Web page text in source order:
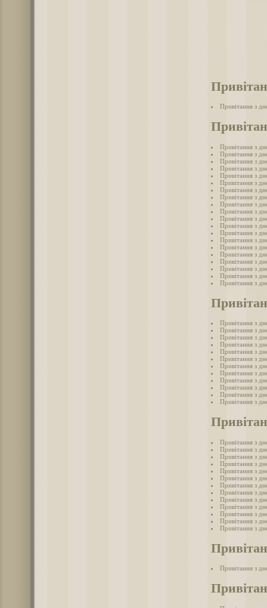
Привітання з
Привітання з
Привітання з
Привітання з
Привітання з
Привітання з
Привітання з
Привітання з
Привітання з
Привітання з
Привітання з
Привітання з
Привітання з
Привітання з
Привітання з
Привітання з
Привітання з
Привітання з
Привітання з
Привітання з
Привітання з
Привітання з
Привітання з
Привітання з
Привітання з
Привітання з
Привітання з
Привітання з
Привітання з
Привітання з
Привітання з
Привітання з
Привітання з
Привітання з
Привітання з
Привітання з
Привітання з
Привітання з
Привітання з
Привітання з
Привітання з
Привітання з
Привітання з
Привітання з
Привітання з
Привітання з
Привітання з